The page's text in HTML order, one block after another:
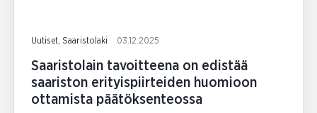
Uutiset, Saaristolaki 03.12.2025
Saaristolain tavoitteena on edistää
saariston erityispiirteiden huomioon
ottamista päätöksenteossa